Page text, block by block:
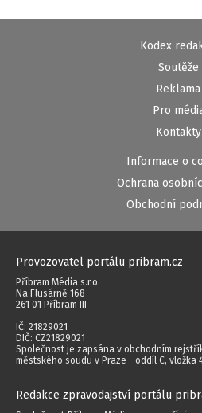
Kodex
Soutěže
Reklama
Pro
Kontakty
Informace o
Ochrana
Obchodní
Provozovatel portálu pribram.cz
Příbram Média s.r.o.
Na Flusárně 168
261 01 Příbram III
IČ: 21829021
DIČ: CZ21829021
Společnost je zapsána v obchodním
městského soudu v Praze - oddíl C, vložka
Redakce zpravodajství portálu